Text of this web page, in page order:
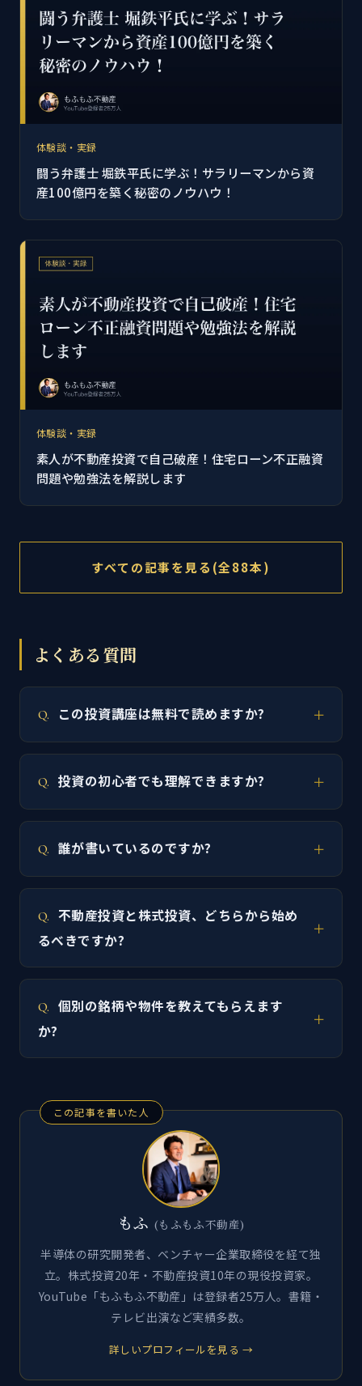
体験談・実録
闘う弁護士 堀鉄平氏に学ぶ！サラリーマンから資
産100億円を築く秘密のノウハウ！
体験談・実録
素人が不動産投資で自己破産！住宅ローン不正融資
問題や勉強法を解説します
すべての記事を見る(全88本)
よくある質問
この投資講座は無料で読めますか?
投資の初心者でも理解できますか?
誰が書いているのですか?
不動産投資と株式投資、どちらから始め
るべきですか?
個別の銘柄や物件を教えてもらえます
か?
この記事を書いた人
もふ (もふもふ不動産)
半導体の研究開発者、ベンチャー企業取締役を経て独
立。株式投資20年・不動産投資10年の現役投資家。
YouTube「もふもふ不動産」は登録者25万人。書籍・
テレビ出演など実績多数。
詳しいプロフィールを見る →